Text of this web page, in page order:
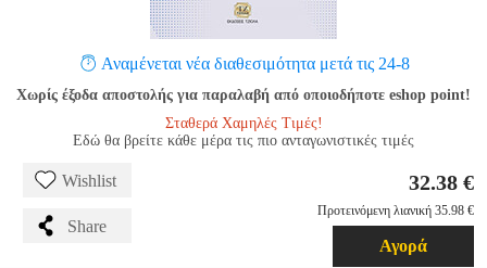
Αναμένεται νέα διαθεσιμότητα μετά τις 24-8
Χωρίς έξοδα αποστολής για παραλαβή από οποιοδήποτε eshop point!
Σταθερά Χαμηλές Τιμές!
Εδώ θα βρείτε κάθε μέρα τις πιο ανταγωνιστικές τιμές
Wishlist
Share
32.38 €
Προτεινόμενη λιανική 35.98 €
Αγορά